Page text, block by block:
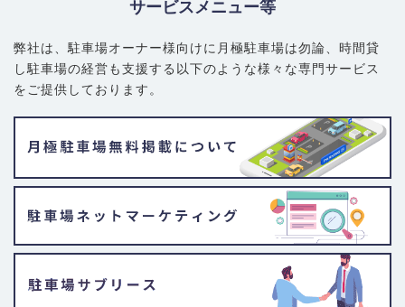
サービスメニュー等
弊社は、駐車場オーナー様向けに月極駐車場は勿論、 時間貸
し駐車場の経営も支援する以下のような様々な専門サービス
をご提供しております。